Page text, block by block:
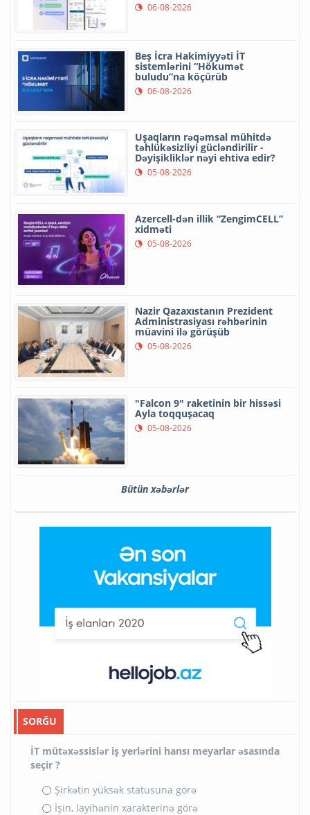
06-08-2026
Beş İcra Hakimiyyəti İT
sistemlərini “Hökumət
buludu”na köçürüb
06-08-2026
Uşaqların rəqəmsal mühitdə
təhlükəsizliyi gücləndirilir -
Dəyişikliklər nəyi ehtiva edir?
05-08-2026
Azercell-dən illik “ZengimCELL”
xidməti
05-08-2026
Nazir Qazaxıstanın Prezident
Administrasiyası rəhbərinin
müavini ilə görüşüb
05-08-2026
"Falcon 9" raketinin bir hissəsi
Ayla toqquşacaq
05-08-2026
Bütün xəbərlər
SORĞU
İT mütəxəssislər iş yerlərini hansı meyarlar əsasında
seçir ?
Şirkətin yüksək statusuna görə
İşin, layihənin xarakterinə görə